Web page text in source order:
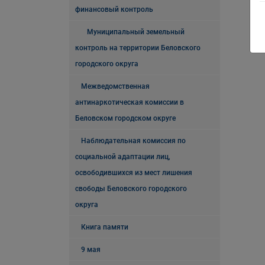
финансовый контроль
Муниципальный земельный
контроль на территории Беловского
городского округа
Межведомственная
антинаркотическая комиссии в
Беловском городском округе
Наблюдательная комиссия по
социальной адаптации лиц,
освободившихся из мест лишения
свободы Беловского городского
округа
Книга памяти
9 мая